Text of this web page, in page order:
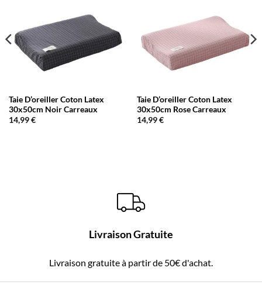
Taie D’oreiller Coton Latex
30x50cm Noir Carreaux
14,99€
Taie D’oreiller Coton Latex
30x50cm Rose Carreaux
14,99€
Livraison Gratuite
Livraison gratuite à partir de 50€ d'achat.